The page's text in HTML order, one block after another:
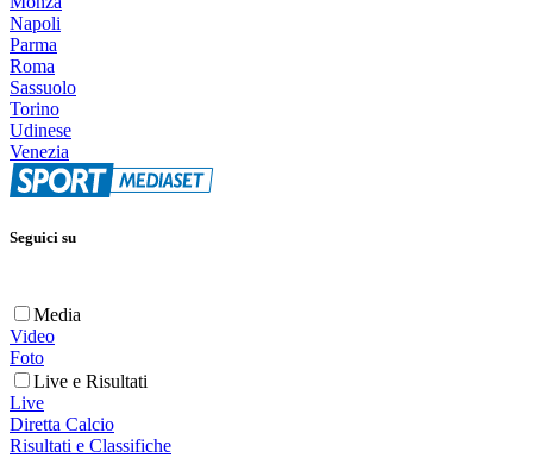
Napoli
Parma
Roma
Sassuolo
Torino
Udinese
Venezia
Seguici su
Media
Video
Foto
Live e Risultati
Live
Diretta Calcio
Risultati e Classifiche